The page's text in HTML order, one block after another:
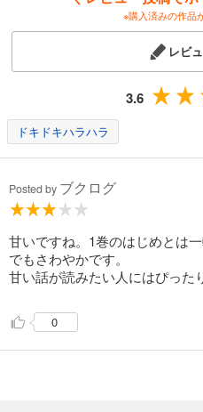
※購入済みの作品
レビ
3.6
ドキドキハラハラ
Posted by ブクログ
甘いですね。1巻のはじめとは
でもさわやかです。
甘い話が読みたい人にはぴった
0